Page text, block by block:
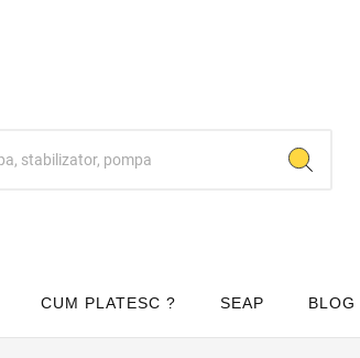
CUM PLATESC ? SEAP BLOG